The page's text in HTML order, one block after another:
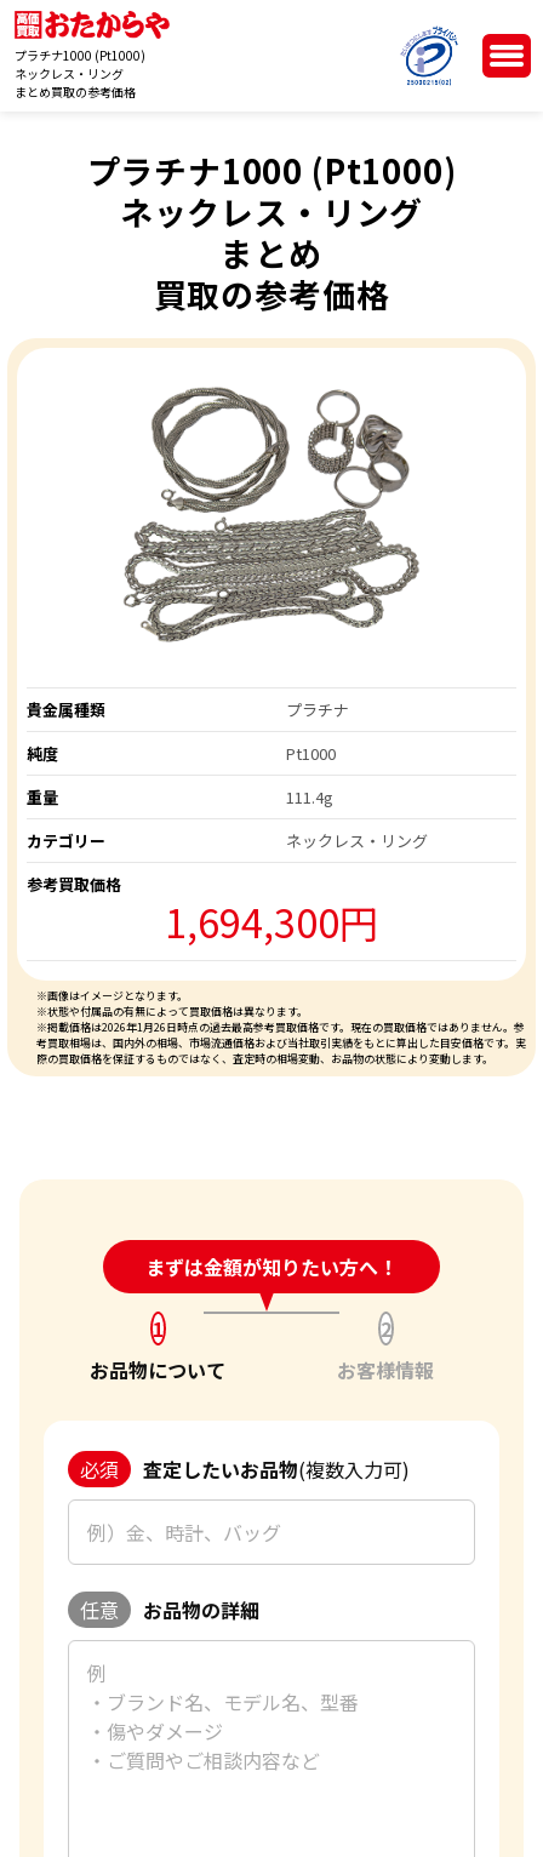
プラチナ1000 (Pt1000)
ネックレス・リング
まとめ買取の参考価格
プラチナ1000 (Pt1000)
ネックレス・リング
まとめ
買取の参考価格
貴金属種類
プラチナ
純度
Pt1000
重量
111.4g
カテゴリー
ネックレス・リング
参考買取価格
1,694,300円
※画像はイメージとなります。
※状態や付属品の有無によって買取価格は異なります。
※掲載価格は2026年1月26日時点の過去最高参考買取価格です。現在の買取価格ではありません。参
考買取相場は、国内外の相場、市場流通価格および当社取引実績をもとに算出した目安価格です。実
際の買取価格を保証するものではなく、査定時の相場変動、お品物の状態により変動します。
まずは金額が知りたい方へ！
24時間受付中!問い合わせフォーム
1
お品物について
2
お客様情報
必須 査定したいお品物(複数入力可)
任意 お品物の詳細